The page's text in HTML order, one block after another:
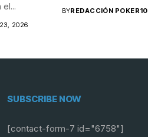
2026
BYREDACCIÓN POKER10
SUBSCRIBE NOW
[contact-form-7 id="6758"]